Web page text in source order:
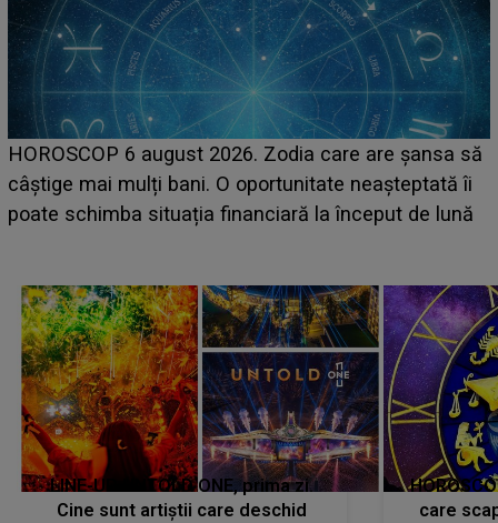
Zodia care are șansa să
neașteptată îi
la început de lună
LINE-UP UNTOLD ONE,
scena principală a
suedeză a ajuns deja în
LINE-UP UNTOLD ONE, prima zi.
Cine sunt artiștii care deschid
care